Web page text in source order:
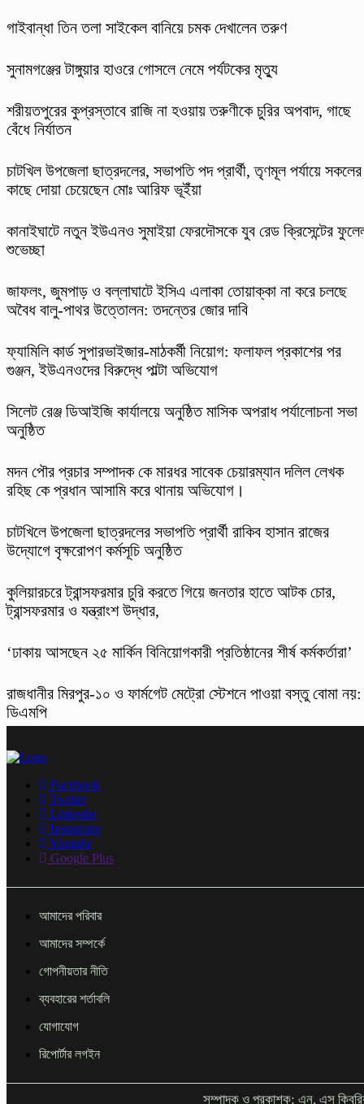
গাইবান্ধা তিন তলা সাইকেল বানিয়ে চমক দেখালেন তরুণ
সুনামগঞ্জের টাঙ্গুয়ার হাওরে গোসলে নেমে পর্যটকের মৃত্যু
শরীয়তপুরের কুপ্রস্তাবে রাজি না হওয়ায় তরুণীকে চুরির অপবাদ, গাছে
বেঁধে নির্যাতন
চাটখিল উপজেলা ছাত্রদলের, সভাপতি পদ প্রার্থী, তৃণমূল পর্যায়ে সকলের
কাছে দোয়া চেয়েছেন মোঃ আরিফ ভূইঁয়া
কানাইঘাটে নতুন ইউএনও সুমাইয়া ফেরদৌসকে যুব রেড ক্রিসেন্টের
শুভেচ্ছা
​জাফলং, জুমপাড় ও বল্লাঘাটে ইসিএ এলাকা তোয়াক্কা না করে চলছে
অবৈধ বালু-পাথর উত্তোলন: তদন্তের জোর দাবি
ফ্যামিলি কার্ড সুপারভাইজার-মাঠকর্মী নিয়োগ: ফলাফল প্রকাশের পর
গুঞ্জন, ইউএনওদের বিরুদ্ধে পাল্টা অভিযোগ
‎সিলেট রেঞ্জ ডিআইজি কার্যালয়ে অনুষ্ঠিত মাসিক অপরাধ পর্যালোচনা সভা
অনুষ্ঠিত
মদন পৌর প্রচার সম্পাদক কে মারধর সাবেক চেয়ারম্যান দলিল লেখক
রহিছ কে প্রধান আসামি করে থানায় অভিযোগ।
চাটখিলে উপজেলা ছাত্রদলের সভাপতি প্রার্থী রাকিব হাসান রাজের
উদ্যোগে বৃক্ষরোপণ কর্মসূচি অনুষ্ঠিত
কুলিয়ারচরে ট্রান্সফরমার চুরি করতে গিয়ে জনতার হাতে আটক চোর,
ট্রান্সফরমার ও যন্ত্রাংশ উদ্ধার,
‘ঢাকায় আসছেন ২৫ মার্কিন বিনিয়োগকারী প্রতিষ্ঠানের শীর্ষ কর্মকর্তারা’
রাজধানীর মিরপুর-১০ ও ফার্মগেট মেট্রো স্টেশনে পাওয়া বস্তু বোমা নয়:
ডিএমপি
Facebook
Twitter
Linkedin
Instagram
Youtube
Google Plus
আমাদের পরিবার
আমাদের সম্পর্কে
গোপনীয়তার নীতি
ব্যবহারের শর্তাবলি
যোগাযোগ
রিপোর্টার লগইন
সম্পাদক ও প্রকাশক: এন. এস